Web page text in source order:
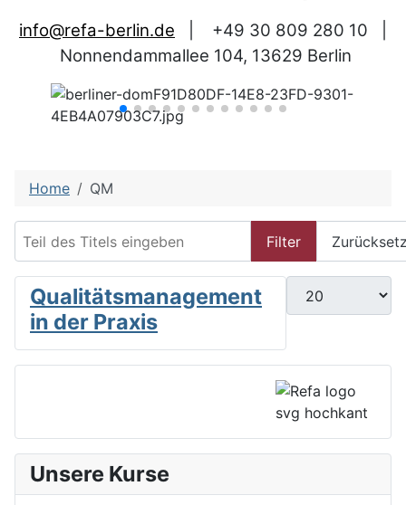
info@refa-berlin.de
+49 30 809 280 10
Nonnendammallee 104, 13629 Berlin
Home QM
Filter
Anzeige #
Qualitätsmanagement
in der Praxis
Unsere Kurse